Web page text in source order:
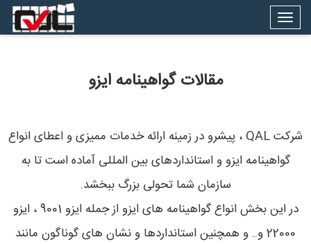
مقالات گواهینامه ایزو
شرکت QAL ، پیشرو در زمینه ارائه خدمات ممیزی و اعطای انواع
گواهینامه ایزو و استانداردهای بین المللی آماده است تا به
سازمان شما تحولی بزرگ ببخشد.
در این بخش انواع گواهینامه های ایزو از جمله ایزو 9001 ، ایزو
22000 و.. و همچنین استانداردها و نشان های گوناگون مانند